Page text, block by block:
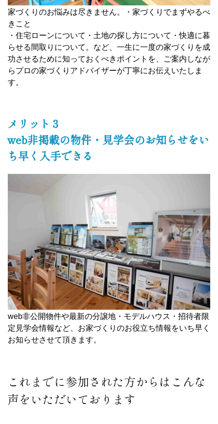
家づくりのお悩みは尽きません。・家づくりでまずやるべ
きこと
・住宅ローンについて・土地の探し方について・快適に暮
らせる間取りについて。など、一生に一度の家づくりを成
功させるために知っておくべきポイントを、ご案内しなが
らプロの家づくりアドバイザーが丁寧にお伝えいたしま
す。
メリット３
web非掲載の物件・見学会のお知らせをい
ち早く入手できる
web非公開物件や最新の分譲地・モデルハウス・招待者限
定見学会情報など、お家づくりのお役立ち情報をいち早く
お知らせさせて頂きます。
これまでに参加された方からはこんな
声をいただいております